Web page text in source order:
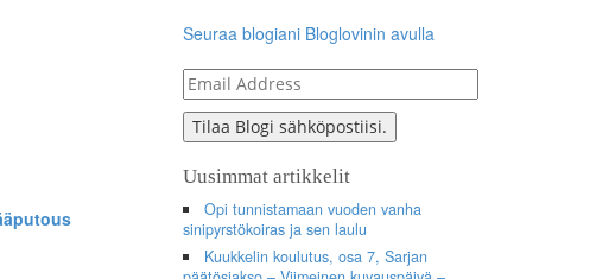
Seuraa blogiani Bloglovinin avulla
Email
Address
Tilaa Blogi sähköpostiisi.
Uusimmat artikkelit
Opi tunnistamaan vuoden vanha
sinipyrstökoiras ja sen laulu
Kuukkelin koulutus, osa 7, Sarjan